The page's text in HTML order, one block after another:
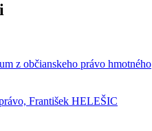
z občianskeho právo hmotného
František HELEŠIC